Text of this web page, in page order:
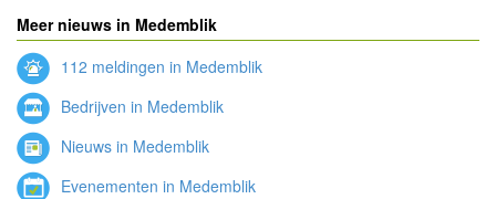
Meer nieuws in Medemblik
112 meldingen in Medemblik
Bedrijven in Medemblik
Nieuws in Medemblik
Evenementen in Medemblik